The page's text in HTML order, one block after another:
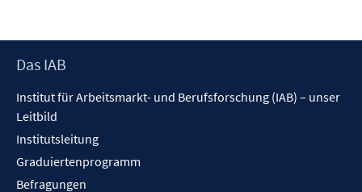
Footer
Das IAB
Institut für Arbeitsmarkt- und Berufsforschung (IAB) – unser
Leitbild
Institutsleitung
Graduiertenprogramm
Befragungen